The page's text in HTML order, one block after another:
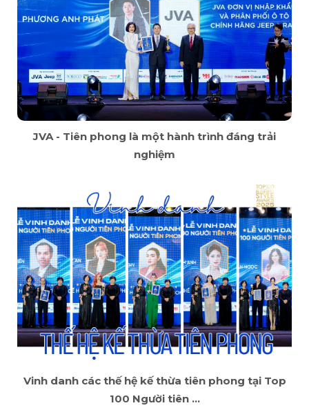
JVA - Tiên phong là một hành trình đáng trải
nghiệm
Vinh danh các thế hệ kế thừa tiên phong tại Top
100 Người tiên ...